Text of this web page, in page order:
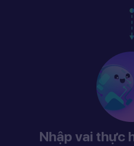
Nhập vai thực